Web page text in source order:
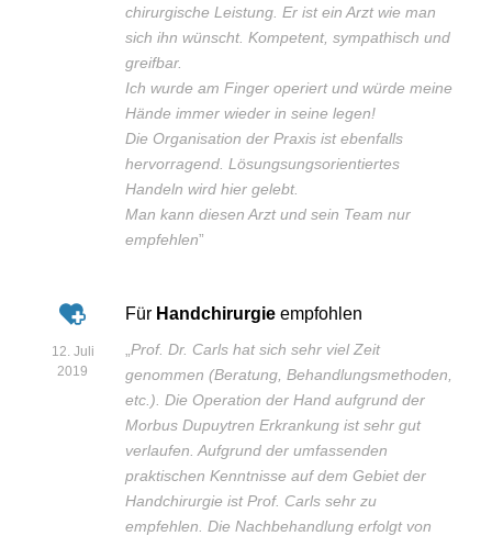
chirurgische Leistung. Er ist ein Arzt wie man
sich ihn wünscht. Kompetent, sympathisch und
greifbar.
Ich wurde am Finger operiert und würde meine
Hände immer wieder in seine legen!
Die Organisation der Praxis ist ebenfalls
hervorragend. Lösungsungsorientiertes
Handeln wird hier gelebt.
Man kann diesen Arzt und sein Team nur
empfehlen”
12. Juli
2019
Für Handchirurgie empfohlen
Prof. Dr. Carls hat sich sehr viel Zeit
genommen (Beratung, Behandlungsmethoden,
etc.). Die Operation der Hand aufgrund der
Morbus Dupuytren Erkrankung ist sehr gut
verlaufen. Aufgrund der umfassenden
praktischen Kenntnisse auf dem Gebiet der
Handchirurgie ist Prof. Carls sehr zu
empfehlen. Die Nachbehandlung erfolgt von